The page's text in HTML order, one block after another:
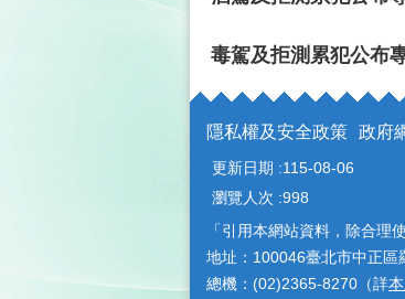
毒駕及拒測累犯公布
隱私權及安全政策 政府
更新日期
115-08-06
瀏覽人次 998
「引用本網站資料，除合理
地址：100046臺北市中正區
總機：(02)2365-8270（詳